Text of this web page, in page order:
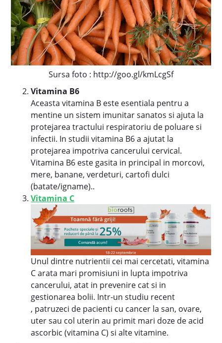
Sursa foto : http://goo.gl/kmLcgSf
Vitamina B6
Aceasta vitamina B este esentiala pentru a
mentine un sistem imunitar sanatos si ajuta la
protejarea tractului respiratoriu de poluare si
infectii. In studii vitamina B6 a ajutat la
protejarea impotriva cancerului cervical.
Vitamina B6 este gasita in principal in morcovi,
mere, banane, verdeturi, cartofi dulci
(batate/igname)..
Vitamina C
Unul dintre nutrientii cei mai cercetati, vitamina
C arata mari promisiuni in lupta impotriva
cancerului, atat in prevenire cat si in
gestionarea bolii. Intr-un studiu recent
, patruzeci de pacienti cu cancer la san, ovare,
uter sau col uterin au primit mari doze de acid
ascorbic (vitamina C) si alte vitamine.